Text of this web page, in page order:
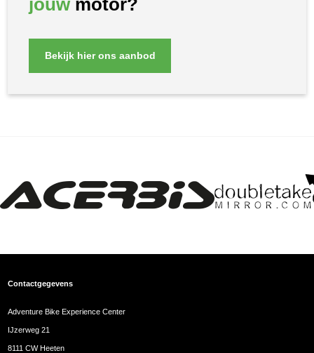
jouwmotor?
Bekijk hier ons aanbod
Contactgegevens
Adventure Bike Experience Center
IJzerweg 21
8111 CW Heeten